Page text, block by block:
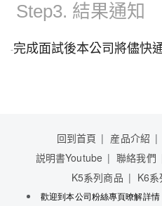
Step3. 結果通知
-完成面試後本公司將儘快
回到首頁 産品介紹
説明書Youtube
聯絡我們
K5系列商品
K6系
歡迎到本公司粉絲專頁暸解詳情